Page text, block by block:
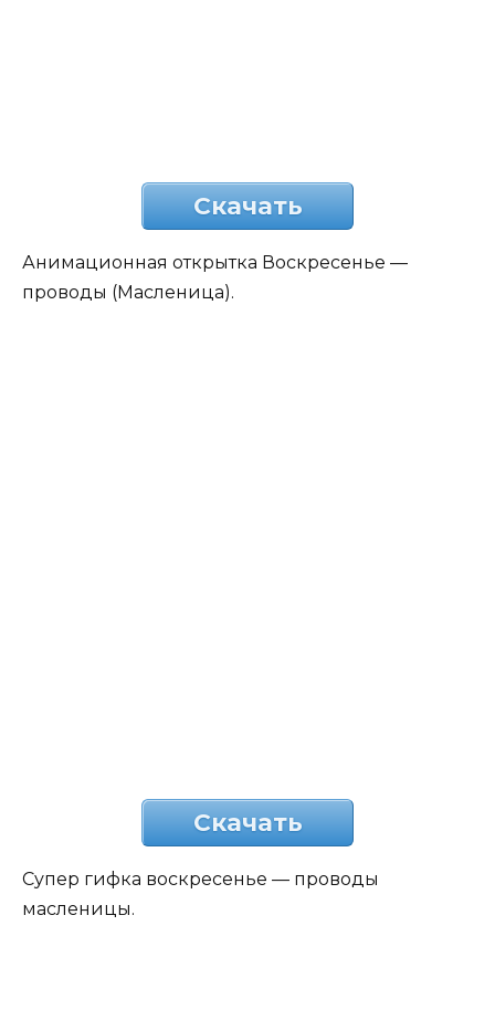
Скачать
Анимационная открытка Воскресенье —
проводы (Масленица).
Скачать
Супер гифка воскресенье — проводы
масленицы.